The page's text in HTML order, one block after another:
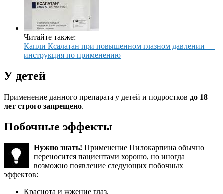
Читайте также:
Капли Ксалатан при повышенном глазном давлении —
инструкция по применению
У детей
Применение данного препарата у детей и подростков до 18
лет строго запрещено.
Побочные эффекты
Нужно знать! Применение Пилокарпина обычно
переносится пациентами хорошо, но иногда
возможно появление следующих побочных
эффектов:
Краснота и жжение глаз.